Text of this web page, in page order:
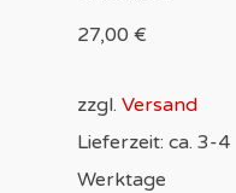
27,00 €
zzgl. Versand
Lieferzeit: ca. 3-4
Werktage